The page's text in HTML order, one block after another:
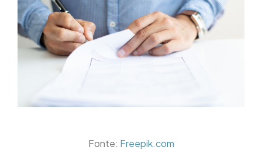
Fonte: Freepik.com